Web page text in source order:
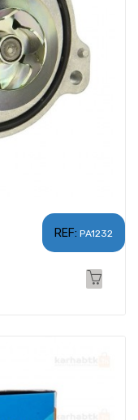
REF: PA1232